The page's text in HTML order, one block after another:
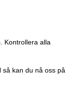
Kontrollera alla
så kan du nå oss på